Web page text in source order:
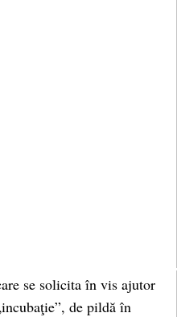
se solicita în vis ajutor
de pildă în